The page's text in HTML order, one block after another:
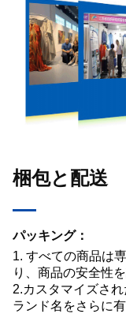
梱包と配送
パッキング：
1. すべての商品は
り、商品の安全性
2.カスタマイズさ
ランド名をさらに